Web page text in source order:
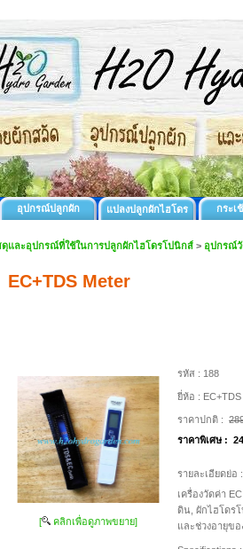
อุปกรณ์ปลูกผัก แปลงปลูกผักไฮโดร กระเ
ดุและอุปกรณ์ที่ใช้ในการปลูกผักไฮโดรโปนิกส์ > อุปกรณ์วั
EC+TDS Meter
[ คลิกเพื่อดูภาพขยาย]
รหัส : 188
ยี่ห้อ :
ราคาปกติ :
ราคาพิเศษ :
รายละเอียดย่อ :
เครื่องวัดค่า
ดิน, ผักไฮโดร
และช่วงอายุขอ